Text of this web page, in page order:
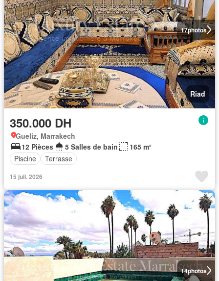
17photos
Riad
350.000 DH
Gueliz, Marrakech
12 Pièces
5 Salles de bain
165 m²
Piscine
Terrasse
15 juil. 2026
14photos